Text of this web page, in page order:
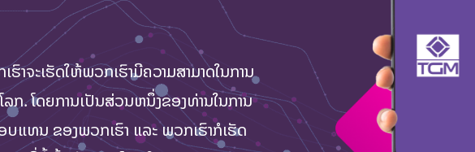
າຈະເຮັດໃຫ້ພວກເຮົາມີຄວາມສາມາດໃນການ
ກ. ໂດຍການເປັນສ່ວນຫນຶ່ງຂອງທ່ານໃນການ
ແທນ ຂອງພວກເຮົາ ແລະ ພວກເຮົາກໍເຮັດ